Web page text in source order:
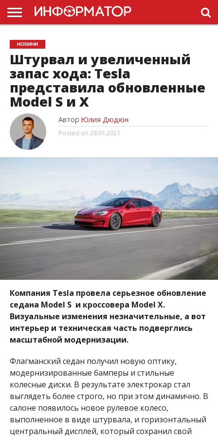
ГОЛОВНА
НОВИНИ
ПДР
УКРАЇНИ
РЕКЛАМА
ПРОЕКТЫ
НОВИНИ
Штурвал и увеличенный
запас хода: Tesla
представила обновленные
Model S и X
Автор Юлия Дюдюн
Posted on 28.01.2021
Компания Tesla провела серьезное обновление
седана Model S и кроссовера Model X.
Визуальные изменения незначительные, а вот
интерьер и техническая часть подверглись
масштабной модернизации.
Флагманский седан получил новую оптику,
модернизированные бамперы и стильные
колесные диски. В результате электрокар стал
выглядеть более строго, но при этом динамично. В
салоне появилось новое рулевое колесо,
выполненное в виде штурвала, и горизонтальный
центральный дисплей, который сохранил свой